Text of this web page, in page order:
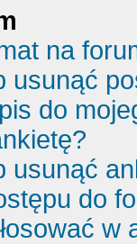
na
usunąć
do
usunąć
do
w